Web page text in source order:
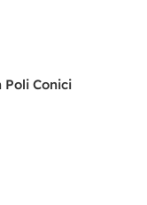
Poli Conici